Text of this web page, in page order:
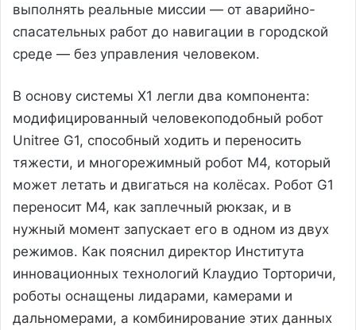
выполнять реальные миссии — от аварийно-
спасательных работ до навигации в городской
среде — без управления человеком.
В основу системы X1 легли два компонента:
модифицированный человекоподобный робот
Unitree G1, способный ходить и переносить
тяжести, и многорежимный робот M4, который
может летать и двигаться на колёсах. Робот G1
переносит M4, как заплечный рюкзак, и в
нужный момент запускает его в одном из двух
режимов. Как пояснил директор Института
инновационных технологий Клаудио Торторичи,
роботы оснащены лидарами, камерами и
дальномерами, а комбинирование этих данных